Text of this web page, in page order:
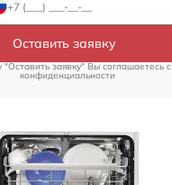
Оставить заявку
заявку" Вы соглашаетесь c
конфиденциальности